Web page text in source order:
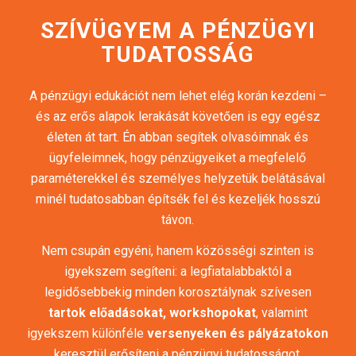
SZÍVÜGYEM A PÉNZÜGYI
TUDATOSSÁG
A pénzügyi edukációt nem lehet elég korán kezdeni –
és az erős alapok lerakását követően is egy egész
életen át tart. Én abban segítek olvasóimnak és
ügyfeleimnek, hogy pénzügyeiket a megfelelő
paraméterekkel és személyes helyzetük belátásával
minél tudatosabban építsék fel és kezeljék hosszú
távon.
Nem csupán egyéni, hanem közösségi szinten is
igyekszem segíteni: a legfiatalabbaktól a
legidősebbekig minden korosztálynak szívesen
tartok előadásokat, workshopokat, valamint
igyekszem különféleversenyeken és pályázatokon